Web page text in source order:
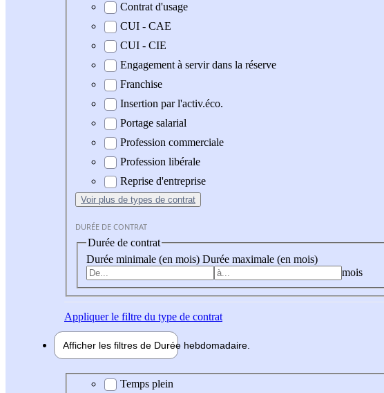
Contrat d'usage
CUI - CAE
CUI - CIE
Engagement à servir dans la réserve
Franchise
Insertion par l'activ.éco.
Portage salarial
Profession commerciale
Profession libérale
Reprise d'entreprise
Voir plus de types de contrat
DURÉE DE CONTRAT
Durée de contrat
Durée minimale (en mois) Durée maximale (en mois)
mois
Appliquerle filtre du type de contrat
Afficher les filtres de Durée hebdomadaire
Durée hebdomadaire
Temps plein